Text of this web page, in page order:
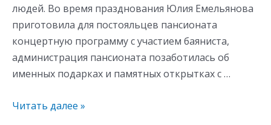
людей. Во время празднования Юлия Емельянова
приготовила для постояльцев пансионата
концертную программу с участием баяниста,
администрация пансионата позаботилась об
именных подарках и памятных открытках с …
Читать далее »